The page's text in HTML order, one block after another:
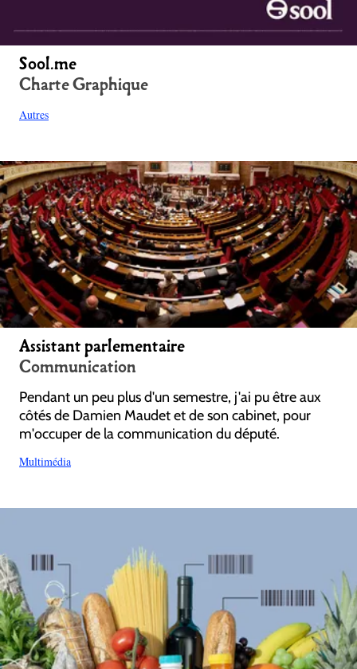
Sool.me
Charte Graphique
Autres
Assistant parlementaire
Communication
Pendant un peu plus d'un semestre, j'ai pu être aux
côtés de Damien Maudet et de son cabinet, pour
m'occuper de la communication du député.
Multimédia